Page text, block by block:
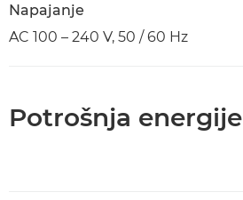
Napajanje
AC 100 – 240 V, 50 / 60 Hz
Potrošnja energije